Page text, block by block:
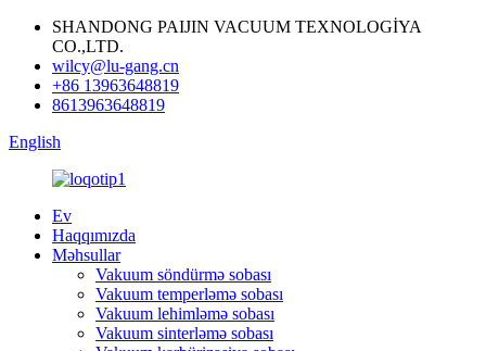
SHANDONG PAIJIN VACUUM TEXNOLOGİYA
CO.,LTD.
wilcy@lu-gang.cn
+86 13963648819
8613963648819
English
Ev
Haqqımızda
Məhsullar
Vakuum söndürmə sobası
Vakuum temperləmə sobası
Vakuum lehimləmə sobası
Vakuum sinterləmə sobası